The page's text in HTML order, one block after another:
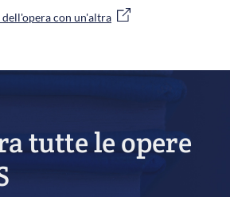
con un'altra
tutte le opere